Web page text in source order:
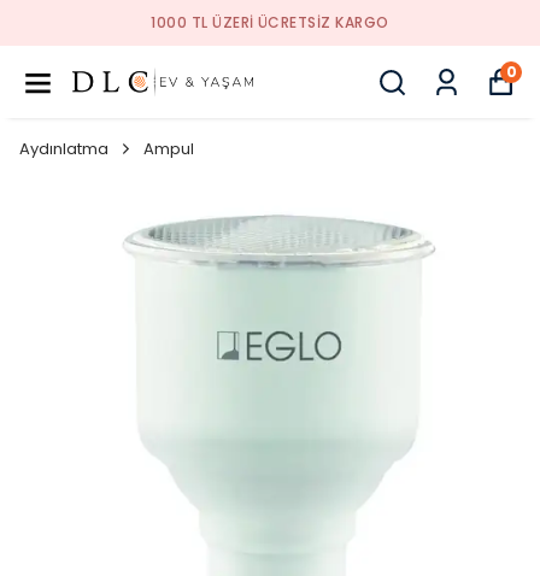
1000 TL ÜZERI ÜCRETSIZ KARGO
0
Aydınlatma Ampul